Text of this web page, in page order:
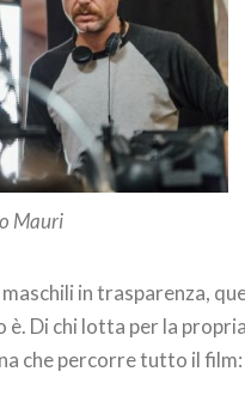
Mauri
in trasparenza,
è. Di chi lotta per la
che percorre tutto il film: